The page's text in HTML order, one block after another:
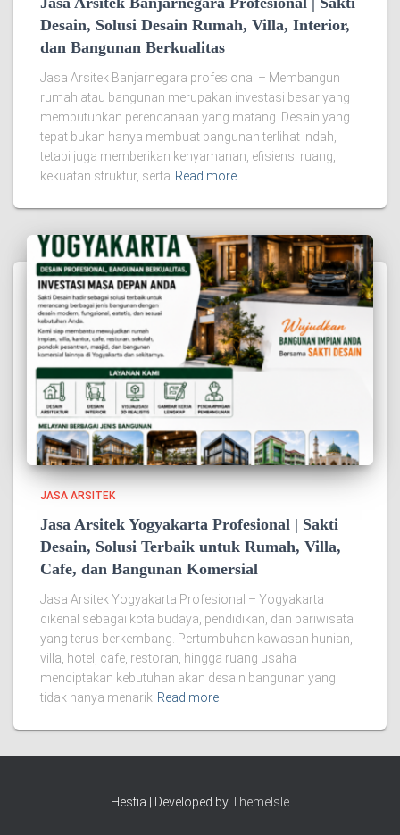
Desain, Solusi Desain Rumah, Villa, Interior,
dan Bangunan Berkualitas
Jasa Arsitek Banjarnegara profesional – Membangun
rumah atau bangunan merupakan investasi besar yang
membutuhkan perencanaan yang matang. Desain yang
tepat bukan hanya membuat bangunan terlihat indah,
tetapi juga memberikan kenyamanan, efisiensi ruang,
kekuatan struktur, serta Read more
JASA ARSITEK
Jasa Arsitek Yogyakarta Profesional | Sakti
Desain, Solusi Terbaik untuk Rumah, Villa,
Cafe, dan Bangunan Komersial
Jasa Arsitek Yogyakarta Profesional – Yogyakarta
dikenal sebagai kota budaya, pendidikan, dan pariwisata
yang terus berkembang. Pertumbuhan kawasan hunian,
villa, hotel, cafe, restoran, hingga ruang usaha
menciptakan kebutuhan akan desain bangunan yang
tidak hanya menarik Read more
Hestia | Developed byThemeIsle